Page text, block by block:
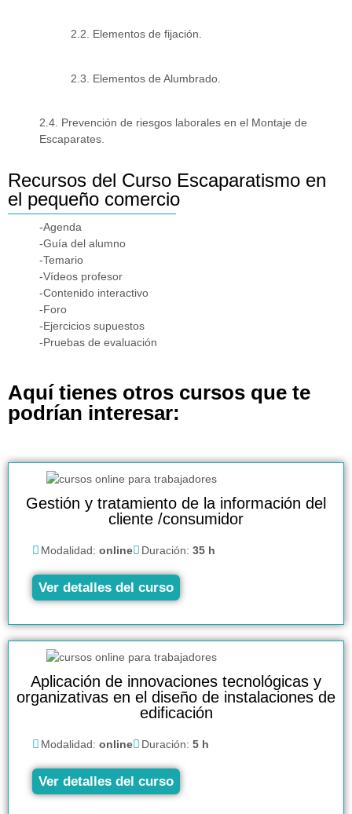
2.2. Elementos de fijación.
2.3. Elementos de Alumbrado.
2.4. Prevención de riesgos laborales en el Montaje de
Escaparates.
Recursos del Curso Escaparatismo en
el pequeño comercio
-Agenda
-Guía del alumno
-Temario
-Vídeos profesor
-Contenido interactivo
-Foro
-Ejercicios supuestos
-Pruebas de evaluación
Aquí tienes otros cursos que te
podrían interesar:
Gestión y tratamiento de la información del
cliente /consumidor
Modalidad: online Duración: 35 h
Ver detalles del curso
Aplicación de innovaciones tecnológicas y
organizativas en el diseño de instalaciones de
edificación
Modalidad: online Duración: 5 h
Ver detalles del curso